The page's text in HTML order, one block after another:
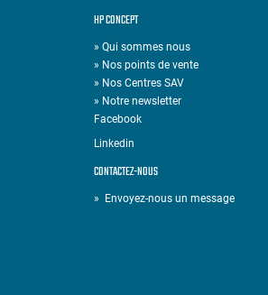
HP CONCEPT
» Qui sommes nous
» Nos points de vente
» Nos Centres SAV
» Notre newsletter
Facebook
Linkedin
CONTACTEZ-NOUS
» Envoyez-nous un message